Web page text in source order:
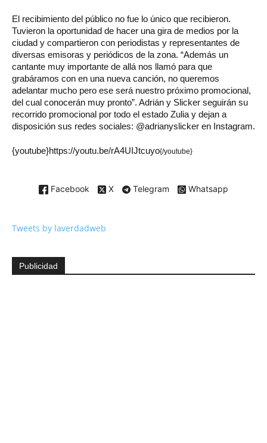
El recibimiento del público no fue lo único que recibieron.
Tuvieron la oportunidad de hacer una gira de medios por la
ciudad y compartieron con periodistas y representantes de
diversas emisoras y periódicos de la zona. “Además un
cantante muy importante de allá nos llamó para que
grabáramos con en una nueva canción, no queremos
adelantar mucho pero ese será nuestro próximo promocional,
del cual conocerán muy pronto”. Adrián y Slicker seguirán su
recorrido promocional por todo el estado Zulia y dejan a
disposición sus redes sociales: @adrianyslicker en Instagram.
{youtube}https://youtu.be/rA4UIJtcuyo{/youtube}
Facebook X Telegram Whatsapp
Tweets by laverdadweb
Publicidad